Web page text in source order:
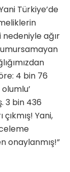
Türkiye’de
nedeniyle ağır
4 bin 76
3 bin 436
Yani,
onaylanmış!”